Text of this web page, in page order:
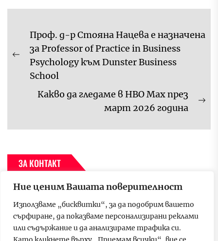
Ние ценим Вашата поверителност
Използваме „бисквитки“, за да подобрим вашето
сърфиране, да показваме персонализирани реклами
или съдържание и да анализираме трафика си.
Навигация
Previous
post:
Проф. д-р Стояна Нацева е назначена
за Professor of Practice in Business
Psychology към Dunster Business
School
Какво да гледаме в HBO Max през
март 2026 година
ЗА КОНТАКТ
За да се свържете с нас, моля пишете на имейл адрес –
МВА ПРОГРАМИ